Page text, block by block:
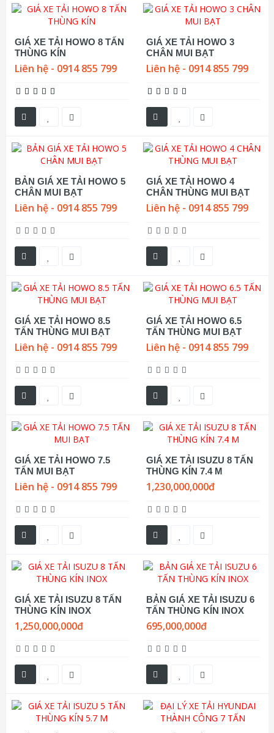
GIÁ XE TẢI HOWO 8 TẤN
THÙNG KÍN
Liên hệ - 0914 855 799
GIÁ XE TẢI HOWO 3
CHÂN MUI BẠT
Liên hệ - 0914 855 799
BẢN GIÁ XE TẢI HOWO 5
CHÂN MUI BẠT
Liên hệ - 0914 855 799
GIÁ XE TẢI HOWO 4
CHÂN THÙNG MUI BẠT
Liên hệ - 0914 855 799
GIÁ XE TẢI HOWO 8.5
TẤN THÙNG MUI BẠT
Liên hệ - 0914 855 799
GIÁ XE TẢI HOWO 6.5
TẤN THÙNG MUI BẠT
Liên hệ - 0914 855 799
GIÁ XE TẢI HOWO 7.5
TẤN MUI BẠT
Liên hệ - 0914 855 799
GIÁ XE TẢI ISUZU 8 TẤN
THÙNG KÍN 7.4 M
1,230,000,000đ
GIÁ XE TẢI ISUZU 8 TẤN
THÙNG KÍN INOX
1,250,000,000đ
BẢN GIÁ XE TẢI ISUZU 6
TẤN THÙNG KÍN INOX
695,000,000đ